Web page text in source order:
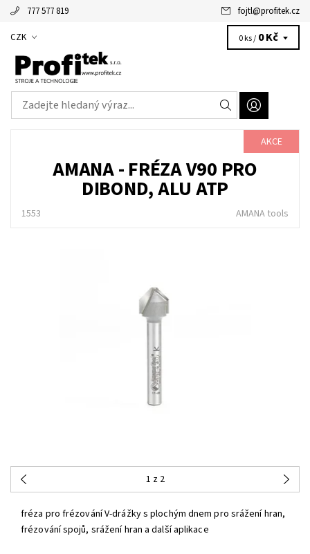
777 577 819 fojtl@profitek.cz
CZK 0 ks / 0 Kč
AKCE
AMANA - FRÉZA V90 PRO
DIBOND, ALU ATP
1553 AMANA tools
1 z 2
fréza pro frézování V-drážky s plochým dnem pro srážení hran,
frézování spojů, srážení hran a další aplikace
Alžbětka - vaše virtuální asistentka